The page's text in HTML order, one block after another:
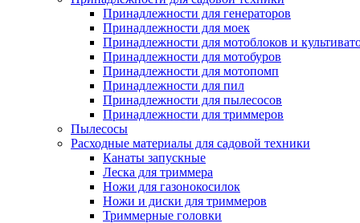
Принадлежности для генераторов
Принадлежности для моек
Принадлежности для мотоблоков и
Принадлежности для мотобуров
Принадлежности для мотопомп
Принадлежности для пил
Принадлежности для пылесосов
Принадлежности для триммеров
Пылесосы
Расходные материалы для садовой техники
Канаты запускные
Леска для триммера
Ножи для газонокосилок
Ножи и диски для триммеров
Триммерные головки